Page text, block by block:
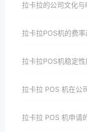
拉卡拉的公司文化与POS机行业技术创新驱动的发展
拉卡拉POS机的费率政策与市场适应性
拉卡拉POS机稳定性能的案例
拉卡拉 POS 机在公司收款中的应用策
拉卡拉 POS 机申请的优势有哪些